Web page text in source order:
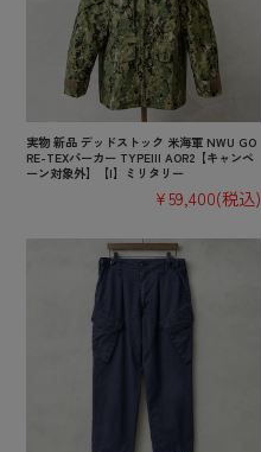
実物 新品 デッドストック 米海軍 NWU GO
RE-TEXパーカー TYPEIII AOR2【キャンペ
ーン対象外】【I】ミリタリー
¥59,400(税込)